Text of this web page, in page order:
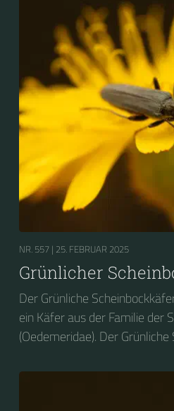
NR. 557 | 25. FEBRUAR 2025
Grünlicher
Der Grünliche
ein Käfer aus der Familie der
(Oedemeridae). Der
Scheinbockkäfer (Oedemera